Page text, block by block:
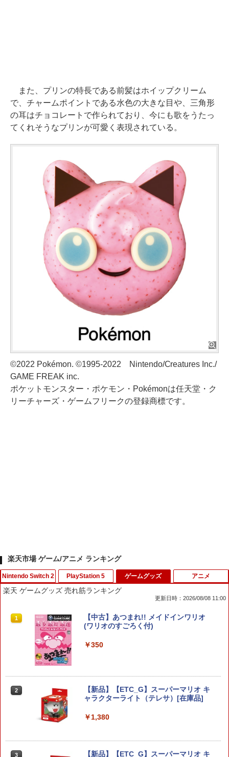
また、プリンの特長である前髪はホイップクリーム
で、チャームポイントである水色の大きな目や、三角形
の耳はチョコレートで作られており、今にも歌をうたっ
てくれそうなプリンが可愛く表現されている。
©2022 Pokémon. ©1995-2022 Nintendo/Creatures Inc./
GAME FREAK inc.
ポケットモンスター・ポケモン・Pokémonは任天堂・ク
リーチャーズ・ゲームフリークの登録商標です。
楽天市場 ゲーム/アニメ ランキング
Nintendo Switch 2
1
スクウェア・エニックス 【封入特典付】
【Switch2】ファイナルファンタジー レ
ナルファンタジ- レゾナンス]
ドラゴンボール Sparking！ ZERO
￥7,520
PlayStation 5
1
FPS エイム アシストキャップ PS5 PS4
コントローラ 対応 Playstation プレイス
Sフリーク カバー 可動域アップ ゲーム
￥680
り XBOX リングコン ONE ジョイコン P
C 多機種対応 SWITCH コントローラー
ゲームグッズ
楽天 ゲームグッズ 売れ筋ランキング
更新日時：2026/08/08 11:00
1
【中古】あつまれ!! メイドインワリオ
(ワリオのすごろく付)
￥350
2
【新品】【ETC_G】スーパーマリオ キ
ャラクターライト（テレサ）[在庫品]
￥1,380
3 【新品】【ETC_G】スーパーマリオ キ
アニメ